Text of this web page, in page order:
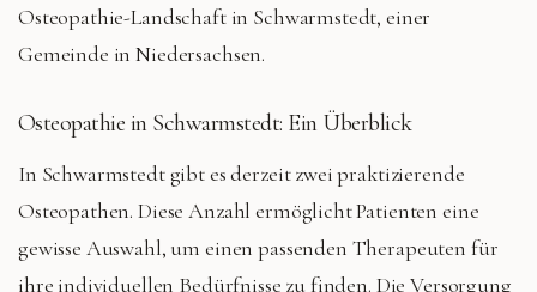
Osteopathie-Landschaft in Schwarmstedt, einer
Gemeinde in Niedersachsen.
Osteopathie in Schwarmstedt: Ein Überblick
In Schwarmstedt gibt es derzeit zwei praktizierende
Osteopathen. Diese Anzahl ermöglicht Patienten eine
gewisse Auswahl, um einen passenden Therapeuten für
ihre individuellen Bedürfnisse zu finden. Die Versorgung